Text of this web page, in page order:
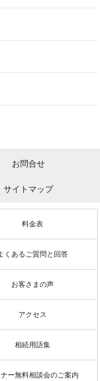
お問合せ
サイトマップ
料金表
くあるご質問と回答
お客さまの声
アクセス
相続用語集
ー無料相談会のご案内